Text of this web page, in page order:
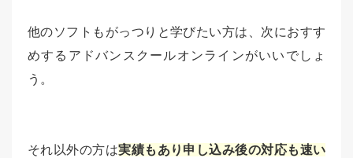
他のソフトもがっつりと学びたい方は、次におすす
めするアドバンスクールオンラインがいいでしょ
う。
それ以外の方は実績もあり申し込み後の対応も速い